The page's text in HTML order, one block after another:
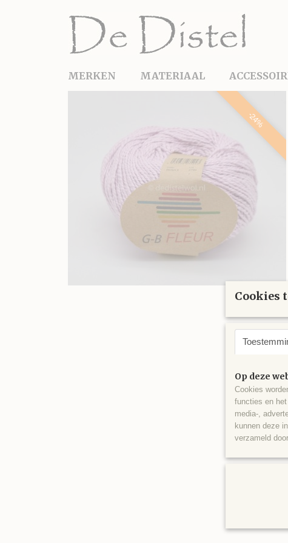
MERKEN MATERIAAL
-24%
Cookies
Op deze
Cookies
functies en
media-,
kunnen deze
verzameld